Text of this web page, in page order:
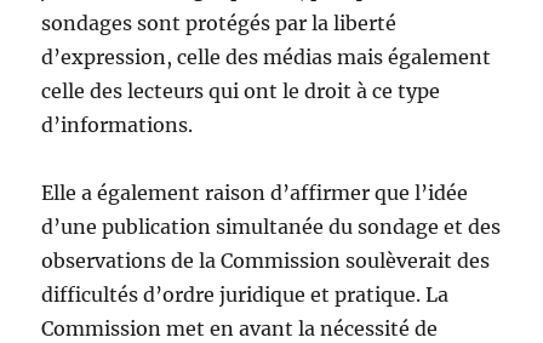
sondages sont protégés par la liberté
d’expression, celle des médias mais également
celle des lecteurs qui ont le droit à ce type
d’informations.
Elle a également raison d’affirmer que l’idée
d’une publication simultanée du sondage et des
observations de la Commission soulèverait des
difficultés d’ordre juridique et pratique. La
Commission met en avant la nécessité de